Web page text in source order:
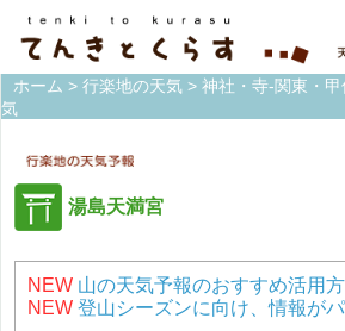
ホーム > 行楽地の天気 > 神社・寺-関東・甲
気
湯島天満宮
NEW 山の天気予報のおすすめ活用
NEW 登山シーズンに向け、情報がパ